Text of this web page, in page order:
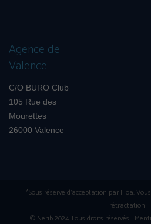
Agence de
Valence
C/O BURO Club
105 Rue des
Mourettes
26000 Valence
*Sous réserve d'acceptation par Floa.
rétractation
© Nerib 2024 Tous droits réservés I